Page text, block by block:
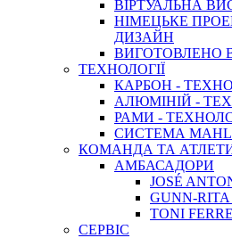
ВIРТУАЛЬНА
НІМЕЦЬКЕ
ДИЗАЙН
ВИГОТОВЛЕНО
ТЕХНОЛОГІЇ
КАРБОН -
АЛЮМІНІЙ -
РАМИ -
СИСТЕМА
КОМАНДА ТА
АМБАСАДОРИ
JOSÉ
GUNN-
TONI
СЕРВІС